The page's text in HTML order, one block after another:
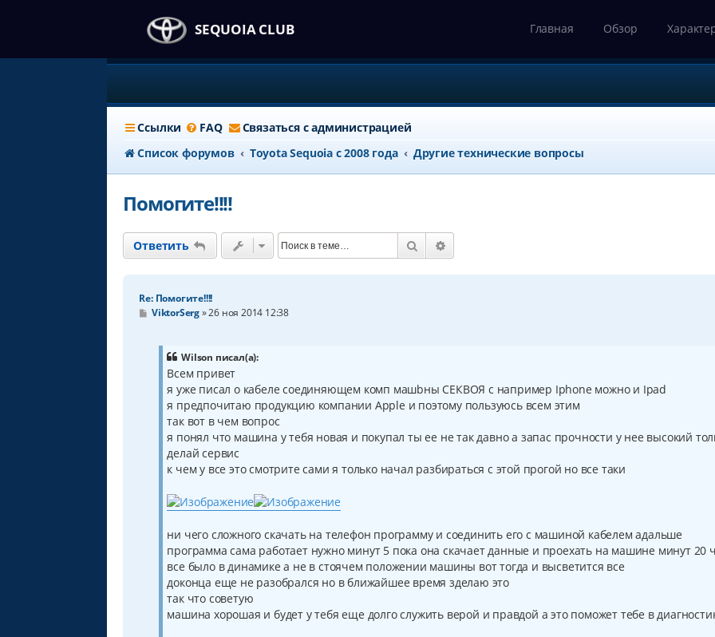
SEQUOIA CLUB Главная Обзор
Ссылки FAQ Связаться с администрацией
Список форумов
Тоyota Sequoia c 2008 года Другие технические вопросы
Помогите!!!!
Ответить Поиск
Re: Помогите!!!!
СViktorSerg»26 ноя 2014 12:38
Wilson писал(а):
Всем привет
я уже писал о кабеле соединяющем комп машbны СЕКВОЯ с например Iphone можно и Ipad
я предпочитаю продукцию компании Apple и поэтому пользуюсь всем этим
так вот в чем вопрос
я понял что машина у тебя новая и покупал ты ее не так давно а запас прочности у нее высокий
делай сервис
к чем у все это смотрите сами я только начал разбираться с этой прогой но все таки
ни чего сложного скачать на телефон программу и соединить его с машиной кабелем адальше
программа сама работает нужно минут 5 пока она скачает данные и проехать на машине минут 20
все было в динамике а не в стоячем положении машины вот тогда и высветится все
доконца еще не разобрался но в ближайшее время зделаю это
так что советую
машина хорошая и будет у тебя еще долго служить верой и правдой а это поможет тебе в